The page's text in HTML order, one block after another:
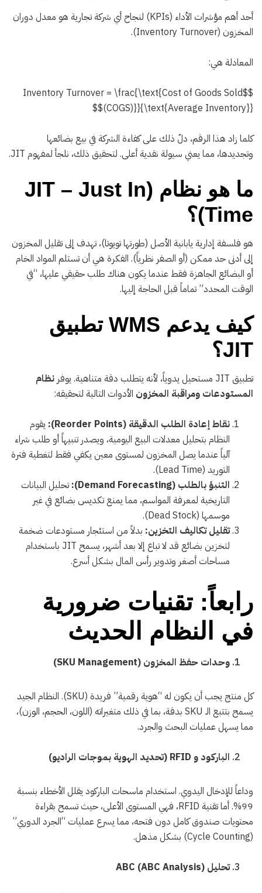
أحد أهم مؤشرات الأداء (KPIs) لنجاح أي شركة تجارية هو معدل دوران
المخزون (Inventory Turnover).
المعادلة هي:
$$Inventory Turnover = \frac{\text{Cost of Goods Sold
(COGS)}}{\text{Average Inventory}}$$
كلما زاد هذا الرقم، دلّ ذلك على كفاءة الشركة في بيع بضائعها
وتجديدها، مما يعني سيولة نقدية أعلى. لتحقيق ذلك، نلجأ لمفهوم JIT.
ما هو نظام (JIT – Just In
Time)؟
هو فلسفة إدارية يابانية الأصل (طورتها تويوتا)، تهدف إلى تقليل المخزون
إلى أدنى حد ممكن (أو الصفر نظرياً). الفكرة هي أن تستلم المواد الخام
أو البضائع الجاهزة فقط عندما يكون هناك طلب حقيقي عليها، “في
الوقت المحدد” تماماً قبل الحاجة إليها.
كيف يدعم WMS تطبيق
JIT؟
تطبيق JIT مستحيل يدوياً، لأنه يتطلب دقة متناهية. يوفر
نظام
المستودعات ومراقبة المخزون الأدوات التالية لتحقيقه:
نقاط إعادة الطلب الدقيقة (Reorder Points):
يقوم
النظام بتحليل معدلات البيع اليومية، ويصدر تنبيهاً أو طلب شراء
آلياً عندما يصل المخزون لمستوى معين يكفي فقط لتغطية فترة
التوريد (Lead Time).
التنبؤ بالطلب (Demand Forecasting):
تحليل البيانات
التاريخية لمعرفة المواسم، مما يمنع تكديس بضائع في غير
موسمها (Dead Stock).
تقليل تكاليف التخزين: بدلاً من استئجار مستودعات ضخمة
لتخزين بضائع قد لا تباع إلا بعد أشهر، يسمح JIT باستخدام
مساحات أصغر وتدوير رأس المال بشكل أسرع.
رابعاً: تقنيات ضرورية
في النظام الحديث
وحدات حفظ المخزون (SKU Management)
كل منتج يجب أن يكون له “هوية رقمية” فريدة (SKU). النظام الجيد
يسمح بتتبع الـ SKU بدقة، بما في ذلك متغيراته (اللون، الحجم، الوزن)،
مما يسهل عمليات البحث والجرد.
الباركود و RFID (تحديد الهوية بموجات الراديو)
وداعاً للإدخال اليدوي. استخدام ماسحات الباركود يقلل الأخطاء بنسبة
99%. أما تقنية RFID، فهي المستوى الأعلى، حيث تسمح بقراءة
محتويات صندوق كامل دون فتحه، مما يسرع عمليات “الجرد الدوري”
(Cycle Counting) بشكل مذهل.
تحليل ABC (ABC Analysis)